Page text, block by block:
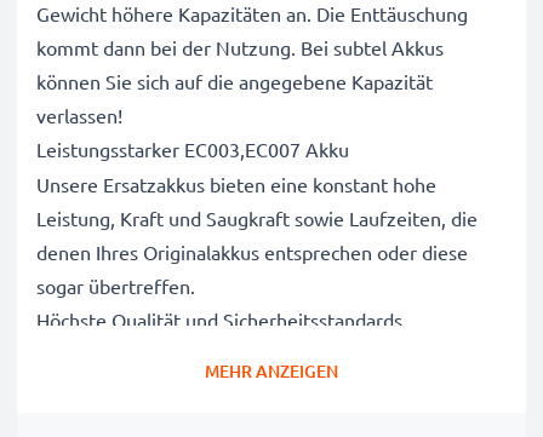
Gewicht höhere Kapazitäten an. Die Enttäuschung
kommt dann bei der Nutzung. Bei subtel Akkus
können Sie sich auf die angegebene Kapazität
verlassen!
Leistungsstarker EC003,EC007 Akku
Unsere Ersatzakkus bieten eine konstant hohe
Leistung, Kraft und Saugkraft sowie Laufzeiten, die
denen Ihres Originalakkus entsprechen oder diese
sogar übertreffen.
Höchste Qualität und Sicherheitsstandards
MEHR ANZEIGEN